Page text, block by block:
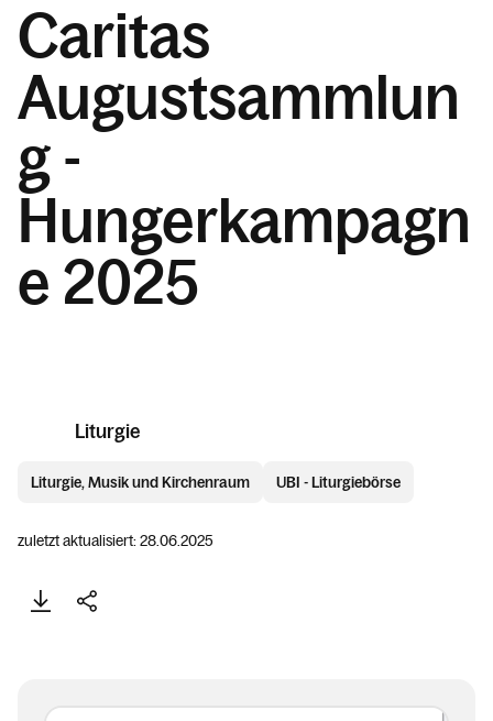
Caritas
Augustsammlun
g -
Hungerkampagn
e 2025
Liturgie
Liturgie, Musik und Kirchenraum UBI - Liturgiebörse
zuletzt aktualisiert: 28.06.2025